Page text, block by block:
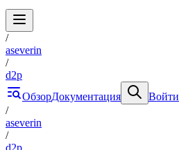
/
aseverin
/
d2p
ОбзорДокументация
Войти
/
aseverin
/
d2p